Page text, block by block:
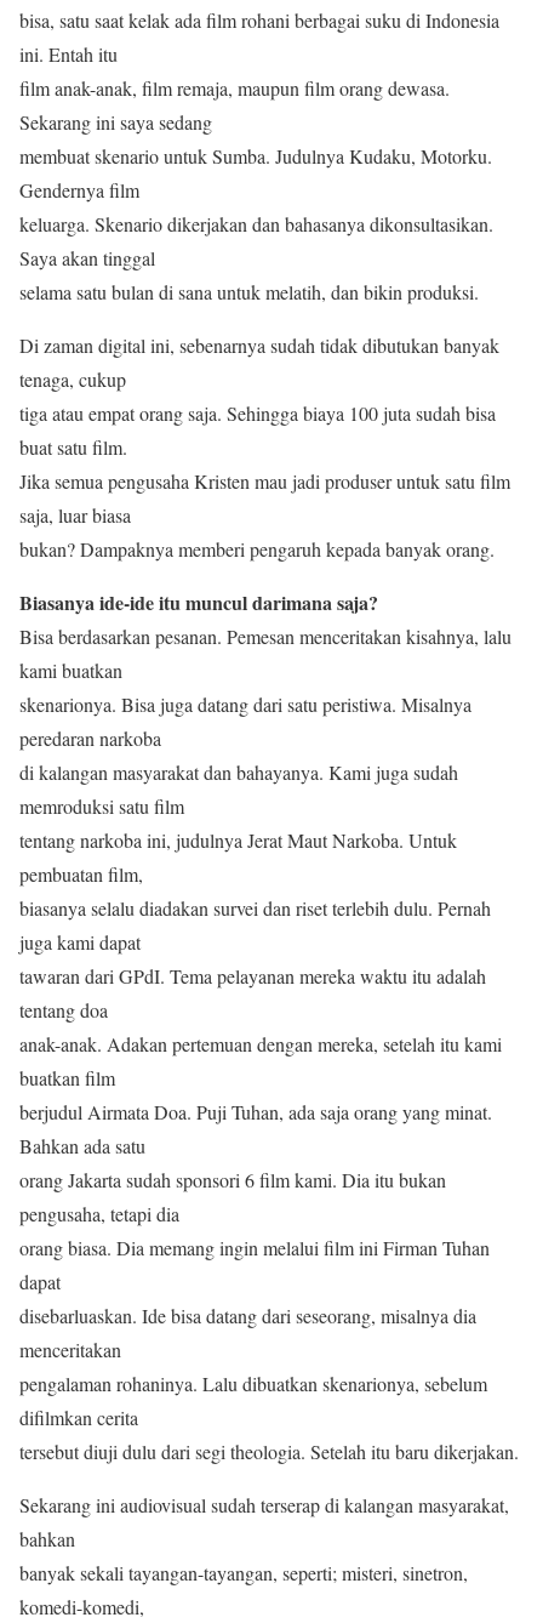
bisa, satu saat kelak ada film rohani berbagai suku di Indonesia
ini. Entah itu
film anak-anak, film remaja, maupun film orang dewasa.
Sekarang ini saya sedang
membuat skenario untuk Sumba. Judulnya Kudaku, Motorku.
Gendernya film
keluarga. Skenario dikerjakan dan bahasanya dikonsultasikan.
Saya akan tinggal
selama satu bulan di sana untuk melatih, dan bikin produksi.
Di zaman digital ini, sebenarnya sudah tidak dibutukan banyak
tenaga, cukup
tiga atau empat orang saja. Sehingga biaya 100 juta sudah bisa
buat satu film.
Jika semua pengusaha Kristen mau jadi produser untuk satu film
saja, luar biasa
bukan? Dampaknya memberi pengaruh kepada banyak orang.
Biasanya ide-ide itu muncul darimana saja?
Bisa berdasarkan pesanan. Pemesan menceritakan kisahnya, lalu
kami buatkan
skenarionya. Bisa juga datang dari satu peristiwa. Misalnya
peredaran narkoba
di kalangan masyarakat dan bahayanya. Kami juga sudah
memroduksi satu film
tentang narkoba ini, judulnya Jerat Maut Narkoba. Untuk
pembuatan film,
biasanya selalu diadakan survei dan riset terlebih dulu. Pernah
juga kami dapat
tawaran dari GPdI. Tema pelayanan mereka waktu itu adalah
tentang doa
anak-anak. Adakan pertemuan dengan mereka, setelah itu kami
buatkan film
berjudul Airmata Doa. Puji Tuhan, ada saja orang yang minat.
Bahkan ada satu
orang Jakarta sudah sponsori 6 film kami. Dia itu bukan
pengusaha, tetapi dia
orang biasa. Dia memang ingin melalui film ini Firman Tuhan
dapat
disebarluaskan. Ide bisa datang dari seseorang, misalnya dia
menceritakan
pengalaman rohaninya. Lalu dibuatkan skenarionya, sebelum
difilmkan cerita
tersebut diuji dulu dari segi theologia. Setelah itu baru dikerjakan.
Sekarang ini audiovisual sudah terserap di kalangan masyarakat,
bahkan
banyak sekali tayangan-tayangan, seperti; misteri, sinetron,
komedi-komedi,